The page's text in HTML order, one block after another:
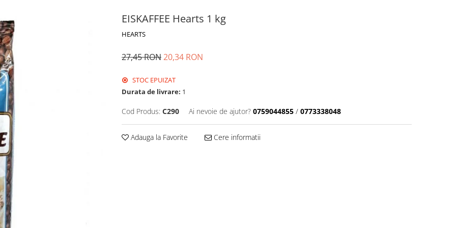
EISKAFFEE Hearts 1 kg
HEARTS
27,45 RON20,34 RON
STOC EPUIZAT
Durata de livrare: 1
Cod Produs: C290 Ai nevoie de ajutor? 0759044855 / 0773338048
Adauga la Favorite Cere informatii